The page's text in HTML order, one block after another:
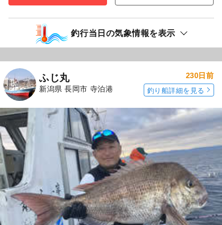
釣行当日の気象情報を表示
ふじ丸
新潟県 長岡市 寺泊港
230日前
釣り船詳細を見る